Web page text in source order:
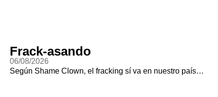
Frack-asando
06/08/2026
Según Shame Clown, el fracking sí va en nuestro país…